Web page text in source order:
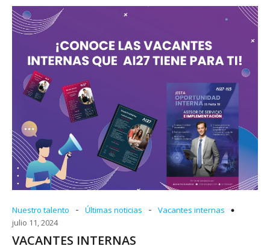
Nuestro talento - Últimas noticias -
Vacantes internas
julio 11, 2024
VACANTES INTERNAS